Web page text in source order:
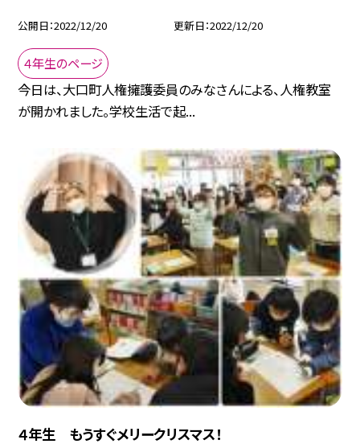
公開日 2022/12/20 更新日 2022/12/20
４年生のページ
今日は、大口町人権擁護委員のみなさんによる、人権教室
が開かれました。学校生活で起...
４年生 もうすぐメリークリスマス！